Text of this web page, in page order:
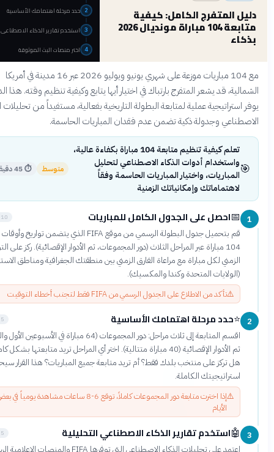
المتفرج الكامل: كيفية
متابعة 104 مباراة مونديال 2026
حدد مرحلة اهتمامك الأساسية
استخدم تقارير الذكاء الاصطناعي التحليلية
اختر منصات البث الموثوقة
مع 104 مباريات موزعة على شهري يونيو ويوليو 2026 عبر 16 مدينة في أمريكا
قد يشعر المتفرج بارتباك في اختيار أيها يتابع وكيفية تنظيم وقته. هذا الدليل
استراتيجية عملية لمتابعة البطولة التاريخية بفعالية، مستفيداً من تحليلات الذكاء
وجدولة ذكية تضمن عدم فقدان المباريات الحاسمة.
تعلم كيفية تنظيم متابعة 104 مباراة بكفاءة عالية،
واستخدام أدوات الذكاء الاصطناعي لتحليل
المباريات، واختيار المباريات الحاسمة وفقاً
لاهتماماتك وإمكانياتك الزمنية
⏱45 دقيقة
📅احصل على الجدول الكامل للمباريات
قم بتحميل جدول البطولة الرسمي من موقع FIFA الذي يتضمن تواريخ وأوقات جميع
104 مباراة عبر المراحل الثلاث (دور المجموعات، ثم الأدوار الإقصائية). ركز على التوقيت
الزمني لكل مباراة مع مراعاة الفارق الزمني بين منطقتك الجغرافية ومناطق الاستضافة
(الولايات المتحدة وكندا والمكسيك).
تأكد من الاطلاع على الجدول الرسمي من FIFA فقط لتجنب أخطاء التوقيت
حدد مرحلة اهتمامك الأساسية
اقسم المتابعة إلى ثلاث مراحل: دور المجموعات (64 مباراة في الأسبوعين الأول والثاني)،
ثم الأدوار الإقصائية (40 مباراة متتالية). اختر أي المراحل تريد متابعتها بشكل كامل:
هل تركز على منتخب بلدك فقط؟ أم تريد متابعة جميع المباريات؟ هذا القرار سيحدد
استراتيجيتك الكاملة.
إذا اخترت متابعة دور المجموعات كاملاً، توقع 6-8 ساعات مشاهدة يومياً في بعض
🤖استخدم تقارير الذكاء الاصطناعي التحليلية
اعتمد على تحليلات الذكاء الاصطناعي التي توفرها FIFA والمنصات الإعلامية الرسمية،